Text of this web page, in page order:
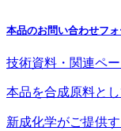
本品のお問い合わせフ
技術資料・関連ペ
本品を合成原料と
新成化学がご提供